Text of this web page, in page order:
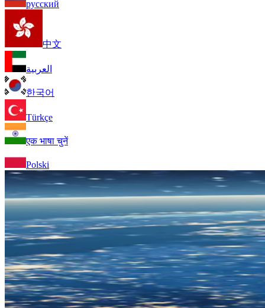
русский
中文
العربية
한국어
Türkçe
एक भाषा चुनें
Polski